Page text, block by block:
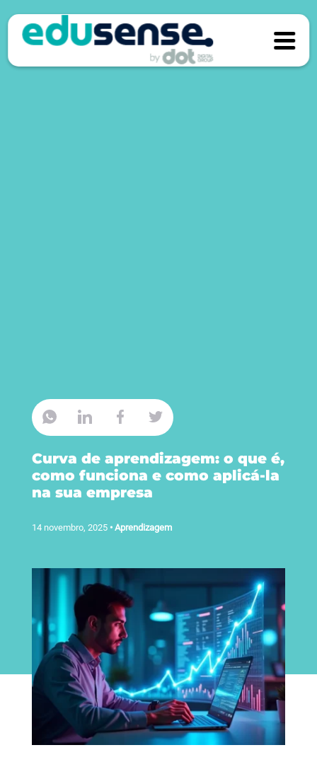
Curva de aprendizagem: o que é,
como funciona e como aplicá-la
na sua empresa
14 novembro, 2025 • Aprendizagem